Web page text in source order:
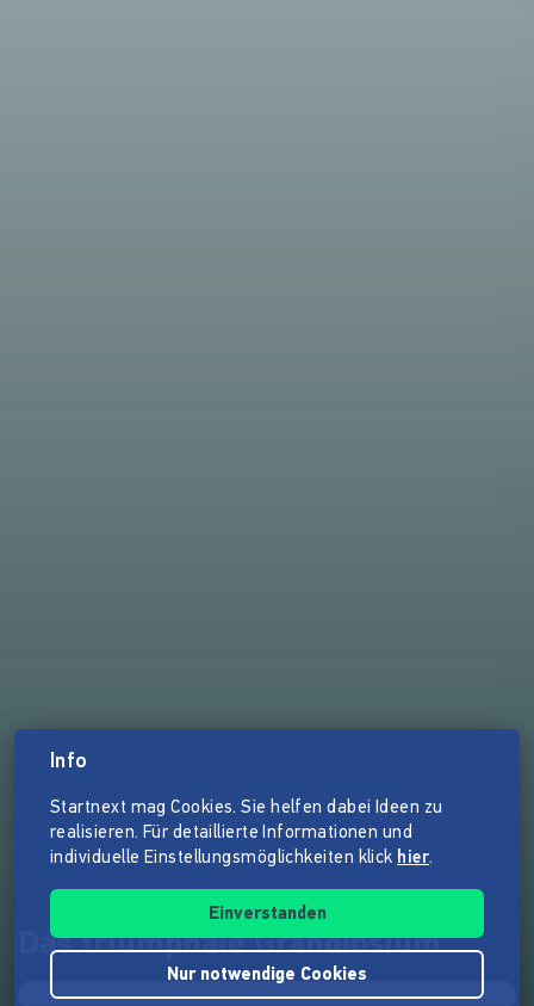
Das triumphale Grandiosium
Info
Startnext mag Cookies. Sie helfen dabei Ideen zu
realisieren. Für detaillierte Informationen und
individuelle Einstellungsmöglichkeiten klick hier.
Einverstanden
Nur notwendige Cookies